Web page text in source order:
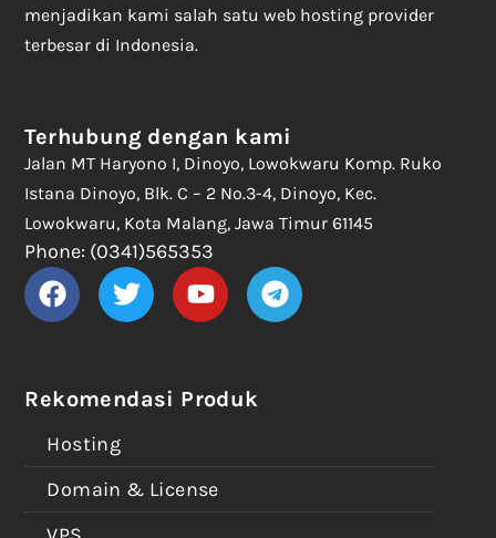
menjadikan kami salah satu web hosting provider
terbesar di Indonesia.
Rekomendasi Produk
Hosting
Domain & License
Terhubung dengan kami
Jalan MT Haryono I, Dinoyo, Lowokwaru Komp. Ruko
Istana Dinoyo, Blk. C – 2 No.3-4, Dinoyo, Kec.
Lowokwaru, Kota Malang, Jawa Timur 61145
Phone: (0341)565353